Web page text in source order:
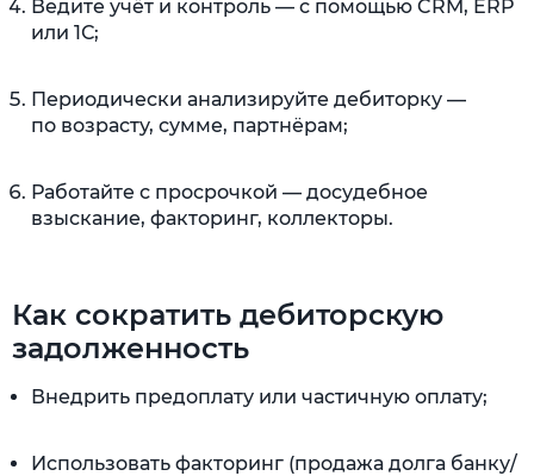
Ведите учёт и контроль — с помощью CRM, ERP
или 1С;
Периодически анализируйте дебиторку —
по возрасту, сумме, партнёрам;
Работайте с просрочкой — досудебное
взыскание, факторинг, коллекторы.
Как сократить дебиторскую
задолженность
Внедрить предоплату или частичную оплату;
Использовать факторинг (продажа долга банку/